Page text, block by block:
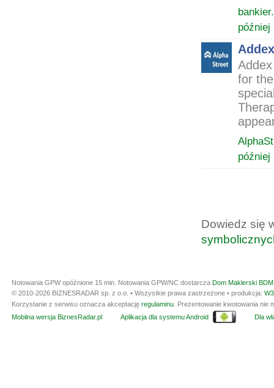
później
for
później
Dowiedz się
Notowania GPW opóźnione 15 min. Notowania GPW/NC dostarcza Dom Maklerski
© 2010-2026 BIZNESRADAR sp. z o.o. • Wszystkie prawa zastrzeżone • produkcja:
Korzystanie z serwisu oznacza akceptację regulaminu . Prezentowanie kwotowania
Mobilna wersja BiznesRadar.pl
Aplikacja dla systemu Android Dla